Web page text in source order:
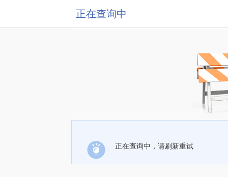
正在查询中
正在查询中，请刷新重试